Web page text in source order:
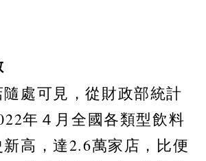
處可見，從財政部統計
年４月全國各類型飲料
高，達2.6萬家店，比便